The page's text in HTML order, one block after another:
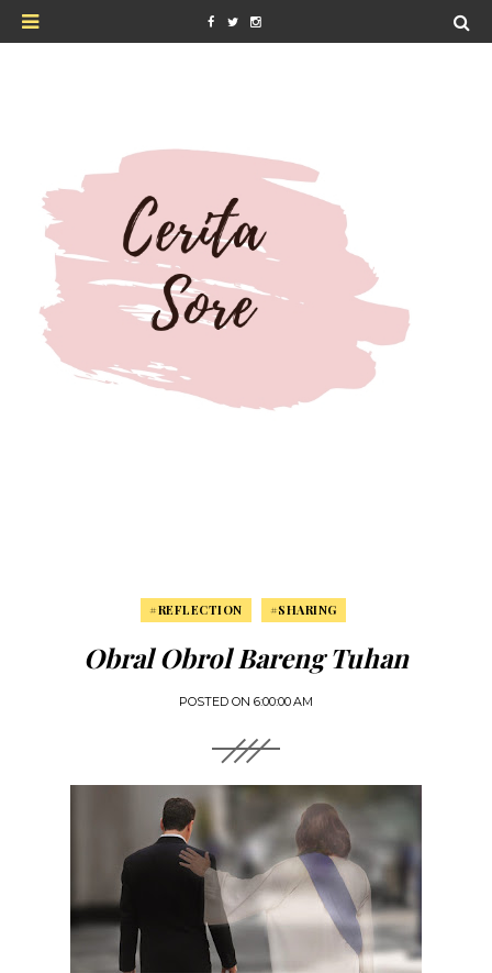
#REFLECTION #SHARING
Obral Obrol Bareng Tuhan
POSTED ON 6:00:00 AM